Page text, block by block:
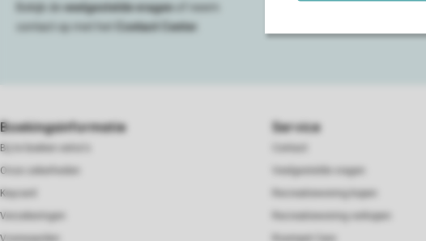
Bekijk de veelgestelde vragen
of neem
contact op met het
Contact Center
Boekingsinformatie
Bij te boeken extra's
Onze zekerheden
Keycard
Verzekeringen
Voorwaarden
Service